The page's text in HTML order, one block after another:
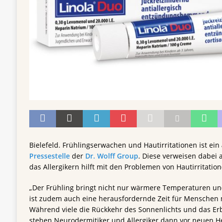
Bielefeld. Frühlingserwachen und Hautirritationen ist ein
Pressestelle derDr. Wolff Group. Diese verweisen dabei
das Allergikern hilft mit den Problemen von
„Der Frühling bringt nicht nur wärmere Temperaturen
ist zudem auch eine herausfordernde Zeit für
Während viele die Rückkehr des Sonnenlichts und das